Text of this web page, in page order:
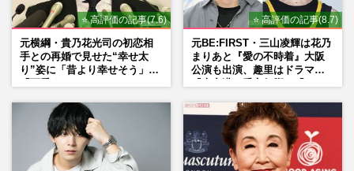
週刊女性PRIME 2026/7/24
お片づけ習慣化コンサルタント・西崎彩智
さん、〈モラハラ離婚・質屋通い〉経験の
主婦が「年商5億円」のカ…
週刊女性2026年7月28日・8月4日号 2026/7/21
『サンシャイン水族館』『竹島水族館』窮
地の水族館を救うプロデューサーが明かす
⭐ 高評価の記事(7.6)
元横綱・貴乃花光司の初恋相
手との再婚で見せた“幸せ太
り”姿に「昔より幸せそう」
⭐ 高評価の記事(8.7)
元BE:FIRST・三山凌輝は花乃
まりあと『愛の不時着』大阪
公演も出演、趣里はドラマ